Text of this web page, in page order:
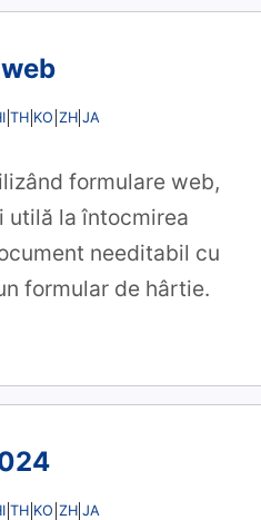
TH KO ZH JA
formulare web,
utilă la întocmirea
needitabil cu
formular de hârtie.
TH KO ZH JA